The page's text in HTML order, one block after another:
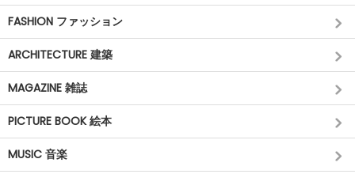
FASHION ファッション
ARCHITECTURE 建築
MAGAZINE 雑誌
PICTURE BOOK 絵本
MUSIC 音楽